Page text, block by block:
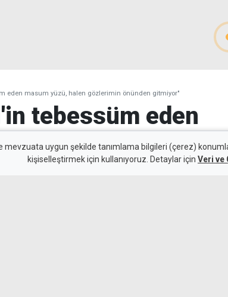
eden masum yüzü, halen gözlerimin önünden gitmiyor"
tebessüm eden
halen gözlerimin
mevzuata uygun şekilde tanımlama bilgileri (çerez)
kişiselleştirmek için kullanıyoruz. Detaylar için Veri ve